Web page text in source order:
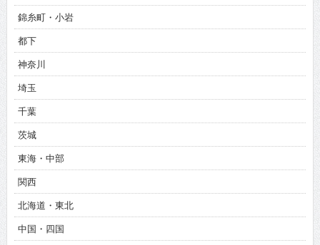
錦糸町・小岩
都下
神奈川
埼玉
千葉
茨城
東海・中部
関西
北海道・東北
中国・四国